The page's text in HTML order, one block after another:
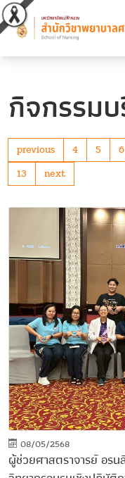
กิจกรรม
previous 4 5 6
13
next
08/05/2568
ผู้ช่วยศาสตราจารย์ อร